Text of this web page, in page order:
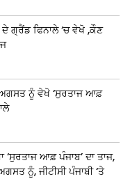
ਗ੍ਰੈਂਡ ਫਿਨਾਲੇ ‘ਚ ਵੇਖੋ ,ਕੌਣ
ਅਗਸਤ ਨੂੰ ਵੇਖੋ ‘ਸੁਰਤਾਜ ਆਫ਼
‘ਸੁਰਤਾਜ ਆਫ਼ ਪੰਜਾਬ’ ਦਾ ਤਾਜ,
ਨੂੰ, ਜੀਟੀਸੀ ਪੰਜਾਬੀ ‘ਤੇ